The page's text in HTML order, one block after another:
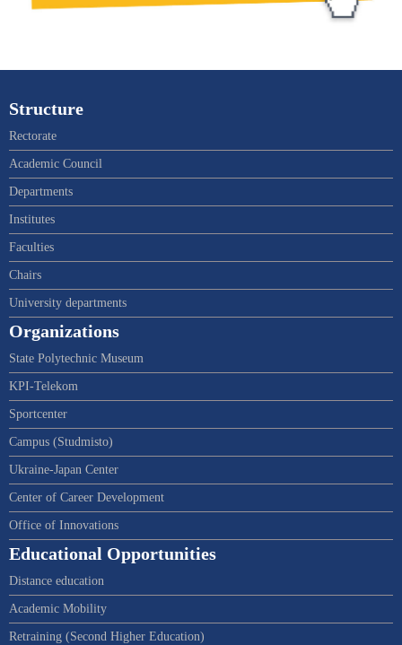
Structure
Rectorate
Academic Council
Departments
Institutes
Faculties
Chairs
University departments
Organizations
State Polytechnic Museum
KPI-Telekom
Sportcenter
Campus (Studmisto)
Ukraine-Japan Center
Center of Career Development
Office of Innovations
Educational Opportunities
Distance education
Academic Mobility
Retraining (Second Higher Education)